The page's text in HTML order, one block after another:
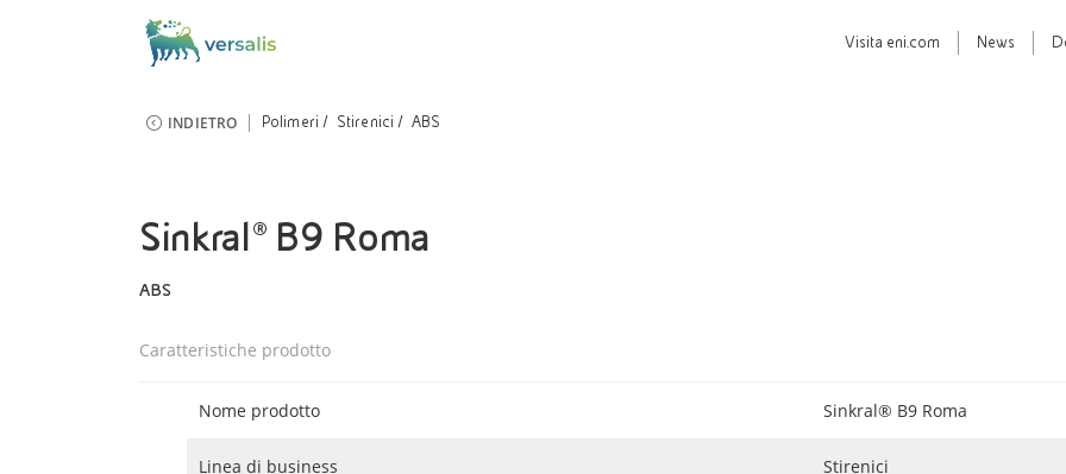
Visita eni.com News
INDIETRO Polimeri Stirenici ABS
Sinkral® B9 Roma
ABS
Caratteristiche prodotto
Nome prodotto Sinkral® B9 Roma
Linea di business Stirenici